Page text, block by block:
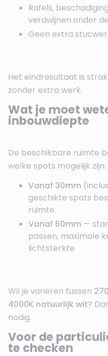
Rafels,
verdwijnen onder
Geen extra
Het eindresultaat is
zonder extra werk.
Wat je moet
inbouwdiepte
De beschikbare ruimte
welke spots mogelijk zijn:
Vanaf 30mm
geschikte spots
ruimte
Vanaf 60mm —
passen, maximale
lichtsterkte
Wil je variëren tussen
4000K natuurlijk wit?
nodig.
Voor de
te checken